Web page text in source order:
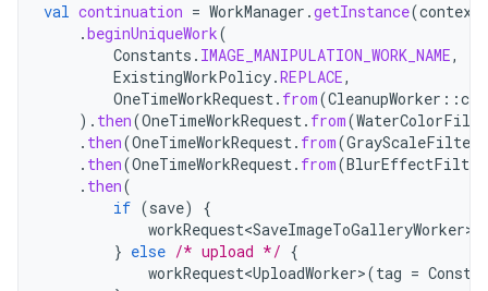
val continuation = WorkManager .getInstance(context
.beginUniqueWork(
Constants . IMAGE_MANIPULATION_WORK_NAME,
ExistingWorkPolicy.REPLACE,
OneTimeWorkRequest. from(CleanupWorker ::
). then(OneTimeWorkRequest. from(
. then(OneTimeWorkRequest. from(
. then(OneTimeWorkRequest. from(
. then(
if (save)
{
workRequest<SaveImageToGalleryWorker>
} else /* upload */ {
workRequest<UploadWorker>(tag =